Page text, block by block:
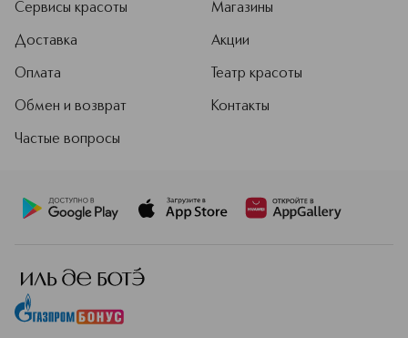
Сервисы красоты
Доставка
Оплата
Обмен и возврат
Частые вопросы
Магазины
Акции
Театр красоты
Контакты